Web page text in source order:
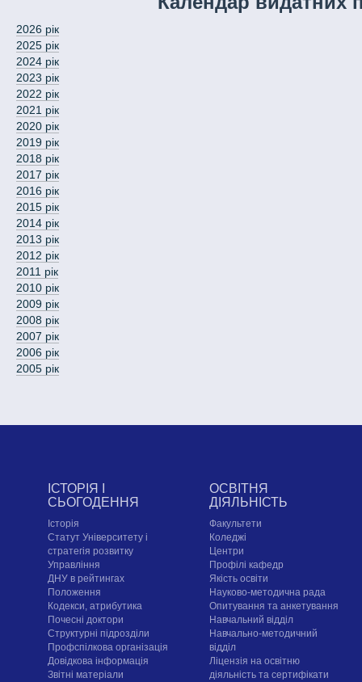
2026 рік
2025 рік
2024 рік
2023 рік
2022 рік
2021 рік
2020 рік
2019 рік
2018 рік
2017 рік
2016 рік
2015 рік
2014 рік
2013 рік
2012 рік
2011 рік
2010 рік
2009 рік
2008 рік
2007 рік
2006 рік
2005 рік
ІСТОРІЯ І
СЬОГОДЕННЯ
Історія
Статут Університету і
стратегія розвитку
Управління
ДНУ в рейтингах
Положення
Кодекси, атрибутика
Почесні доктори
Структурні підрозділи
Профспілкова організація
Довідкова інформація
Звітні матеріали
ОСВІТНЯ
ДІЯЛЬНІСТЬ
Факультети
Коледжі
Центри
Профілі кафедр
Якість освіти
Науково-методична рада
Опитування та анкетування
Навчальний відділ
Навчально-методичний
відділ
Ліцензія на освітню
діяльність та сертифікати